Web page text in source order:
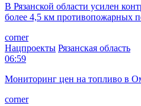
В Рязанской области усилен
более 4,5 км противопожарных
corner
Нацпроекты Рязанская область
06:59
Мониторинг цен на топливо в
corner